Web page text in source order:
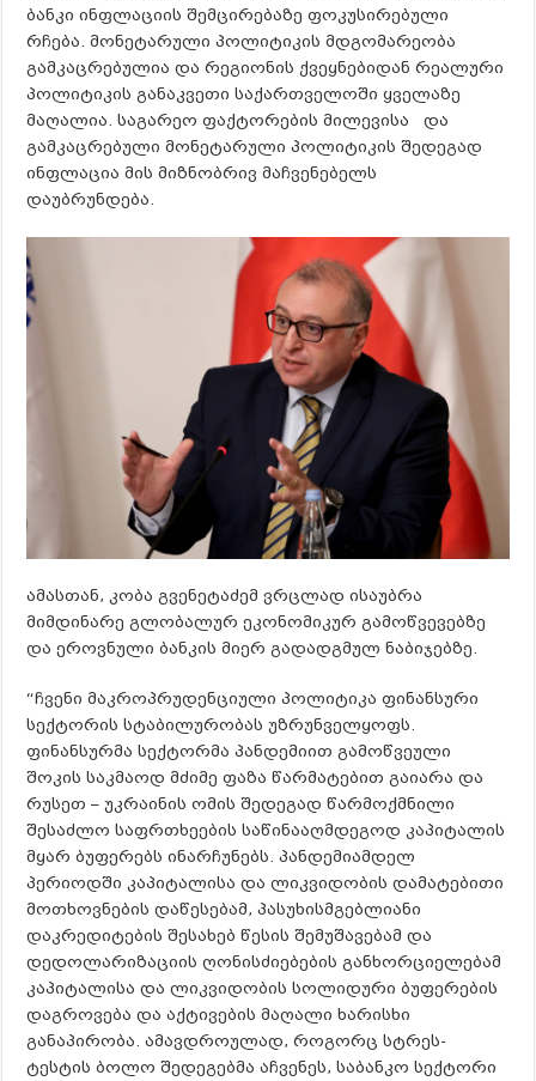
ბანკი ინფლაციის შემცირებაზე ფოკუსირებული
რჩება. მონეტარული პოლიტიკის მდგომარეობა
გამკაცრებულია და რეგიონის ქვეყნებიდან რეალური
პოლიტიკის განაკვეთი საქართველოში ყველაზე
მაღალია. საგარეო ფაქტორების მილევისა და
გამკაცრებული მონეტარული პოლიტიკის შედეგად
ინფლაცია მის მიზნობრივ მაჩვენებელს
დაუბრუნდება.
ამასთან, კობა გვენეტაძემ ვრცლად ისაუბრა
მიმდინარე გლობალურ ეკონომიკურ გამოწვევებზე
და ეროვნული ბანკის მიერ გადადგმულ ნაბიჯებზე.
“ჩვენი მაკროპრუდენციული პოლიტიკა ფინანსური
სექტორის სტაბილურობას უზრუნველყოფს.
ფინანსურმა სექტორმა პანდემიით გამოწვეული
შოკის საკმაოდ მძიმე ფაზა წარმატებით გაიარა და
რუსეთ – უკრაინის ომის შედეგად წარმოქმნილი
შესაძლო საფრთხეების საწინააღმდეგოდ კაპიტალის
მყარ ბუფერებს ინარჩუნებს. პანდემიამდელ
პერიოდში კაპიტალისა და ლიკვიდობის დამატებითი
მოთხოვნების დაწესებამ, პასუხისმგებლიანი
დაკრედიტების შესახებ წესის შემუშავებამ და
დედოლარიზაციის ღონისძიებების განხორციელებამ
კაპიტალისა და ლიკვიდობის სოლიდური ბუფერების
დაგროვება და აქტივების მაღალი ხარისხი
განაპირობა. ამავდროულად, როგორც სტრეს-
ტესტის ბოლო შედეგებმა აჩვენეს, საბანკო სექტორი